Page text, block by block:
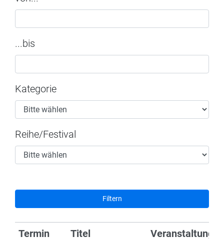
...bis
Kategorie
Reihe/Festival
Filtern
Termin Titel